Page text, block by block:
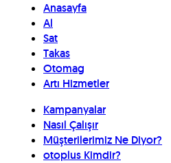
Anasayfa
Al
Sat
Takas
Otomag
Artı Hizmetler
Kampanyalar
Nasıl Çalışır
Müşterilerimiz Ne Diyor?
otoplus Kimdir?